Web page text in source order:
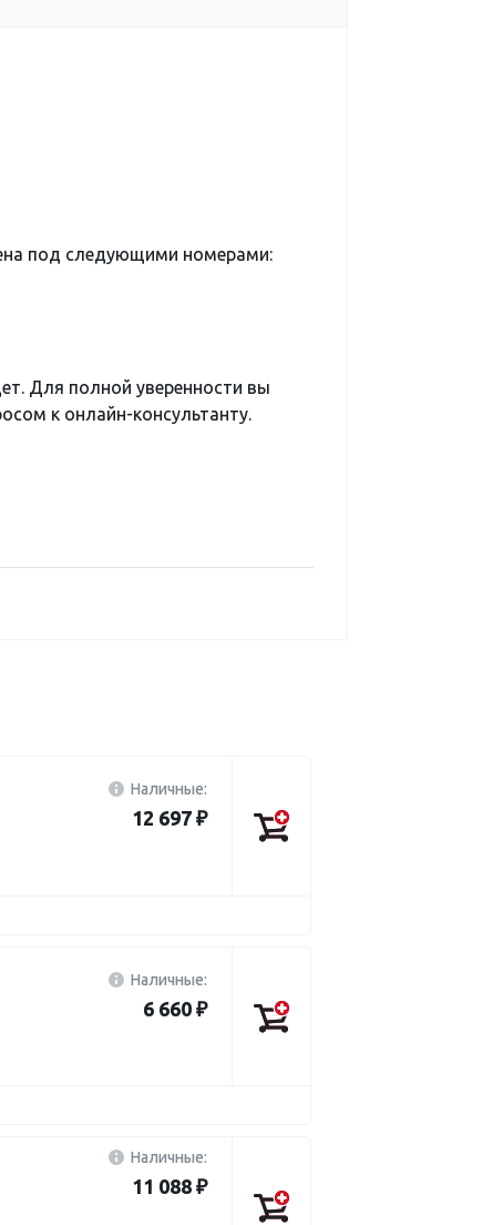
под следующими номерами:
Для полной уверенности вы
к онлайн-консультанту.
Наличные:
12 697 ₽
Наличные:
6 660 ₽
Наличные:
11 088 ₽